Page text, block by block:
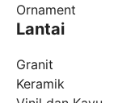
Ornament
Lantai
Granit
Keramik